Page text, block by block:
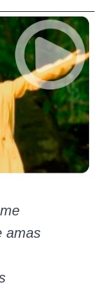
amas